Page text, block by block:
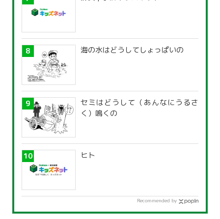
海の水はどうしてしょっぱいの
セミはどうして（あんなにうるさ
く）鳴くの
ヒト
Recommended by